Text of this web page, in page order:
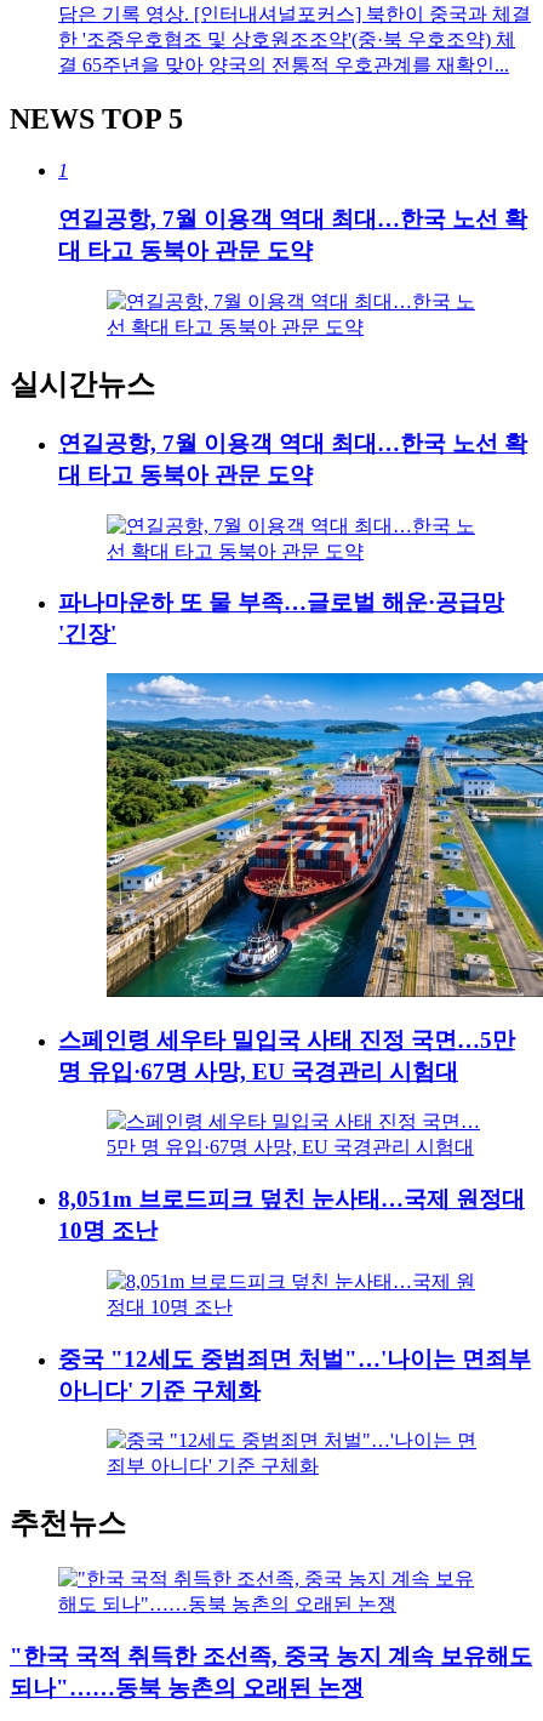
담은 기록 영상. [인터내셔널포커스] 북한이 중국과 체결
한 '조중우호협조 및 상호원조조약'(중·북 우호조약) 체
결 65주년을 맞아 양국의 전통적 우호관계를 재확인...
NEWS TOP 5
1
연길공항, 7월 이용객 역대 최대…한국 노선 확
대 타고 동북아 관문 도약
실시간뉴스
연길공항, 7월 이용객 역대 최대…한국 노선 확
대 타고 동북아 관문 도약
파나마운하 또 물 부족…글로벌 해운·공급망
'긴장'
스페인령 세우타 밀입국 사태 진정 국면…5만
명 유입·67명 사망, EU 국경관리 시험대
8,051m 브로드피크 덮친 눈사태…국제 원정대
10명 조난
중국 "12세도 중범죄면 처벌"…'나이는 면죄부
아니다' 기준 구체화
추천뉴스
"한국 국적 취득한 조선족, 중국 농지 계속 보유해도
되나"……동북 농촌의 오래된 논쟁